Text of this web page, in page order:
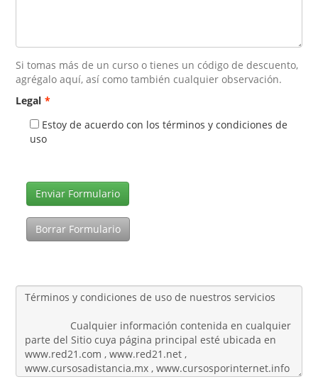
Si tomas más de un curso o tienes un código de descuento,
agrégalo aquí, así como también cualquier observación.
Legal *
Estoy de acuerdo con los términos y condiciones de
uso